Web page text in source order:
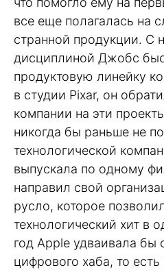
все еще полагалась на
странной продукции. С
дисциплиной Джобс
продуктовую линейку
в студии Pixar, он
компании на эти
никогда бы раньше не
технологической
выпускала по одному
направил свой
русло, которое
технологический хит в
год Apple удваивала бы
цифрового хаба, то есть